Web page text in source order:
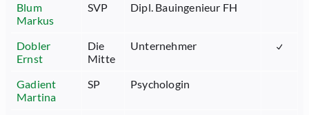
Blum
Markus
SVP Dipl. Bauingenieur FH
Dobler
Ernst
Die
Mitte
Unternehmer
Gadient
Martina
SP Psychologin